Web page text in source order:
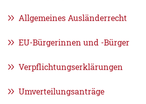
Allgemeines Ausländerrecht
EU-Bürgerinnen und -Bürger
Verpflichtungserklärungen
Umverteilungsanträge